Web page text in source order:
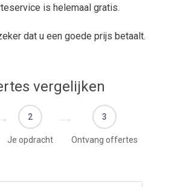
is helemaal gratis.
dat u een goede prijs betaalt.
vergelijken
2
Je opdracht
3
Ontvang offertes